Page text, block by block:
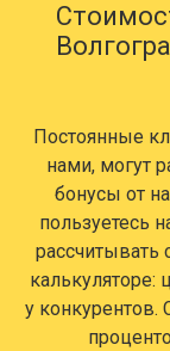
Постоянные
нами, могут
бонусы от
пользуетесь
рассчитывать
у конкурентов.